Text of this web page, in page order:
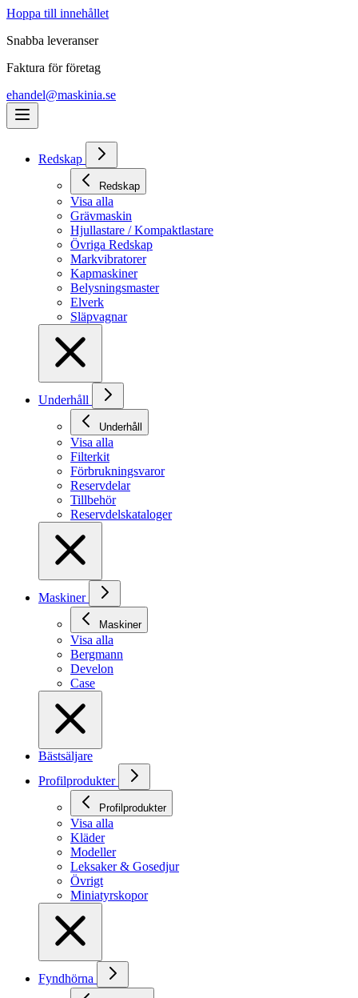
Hoppa till innehållet
Snabba leveranser
Faktura för företag
ehandel@maskinia.se
Redskap
Redskap
Visa alla
Grävmaskin
Hjullastare / Kompaktlastare
Övriga Redskap
Markvibratorer
Kapmaskiner
Belysningsmaster
Elverk
Släpvagnar
Underhåll
Underhåll
Visa alla
Filterkit
Förbrukningsvaror
Reservdelar
Tillbehör
Reservdelskataloger
Maskiner
Maskiner
Visa alla
Bergmann
Develon
Case
Bästsäljare
Profilprodukter
Profilprodukter
Visa alla
Kläder
Modeller
Leksaker & Gosedjur
Övrigt
Miniatyrskopor
Fyndhörna